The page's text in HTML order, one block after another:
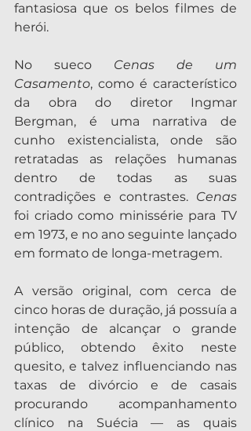
fantasiosa que os belos filmes de
herói.
No sueco Cenas de um
Casamento, como é característico
da obra do diretor Ingmar
Bergman, é uma narrativa de
cunho existencialista, onde são
retratadas as relações humanas
dentro de todas as suas
contradições e contrastes. Cenas
foi criado como minissérie para TV
em 1973, e no ano seguinte lançado
em formato de longa-metragem.
A versão original, com cerca de
cinco horas de duração, já possuía a
intenção de alcançar o grande
público, obtendo êxito neste
quesito, e talvez influenciando nas
taxas de divórcio e de casais
procurando acompanhamento
clínico na Suécia — as quais